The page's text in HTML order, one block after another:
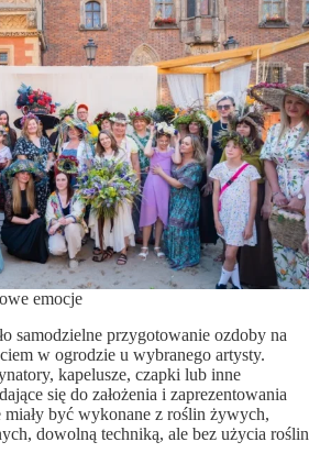
emocje
samodzielne przygotowanie ozdoby na
w ogrodzie u wybranego artysty.
kapelusze, czapki lub inne
się do założenia i zaprezentowania
miały być wykonane z roślin żywych,
dowolną techniką, ale bez użycia roślin